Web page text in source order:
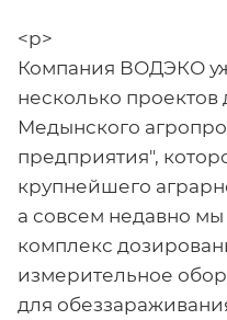
<p>
Компания ВОДЭКО
несколько
Медынского
предприятия",
крупнейшего
а совсем недавно
комплекс
измерительное
для